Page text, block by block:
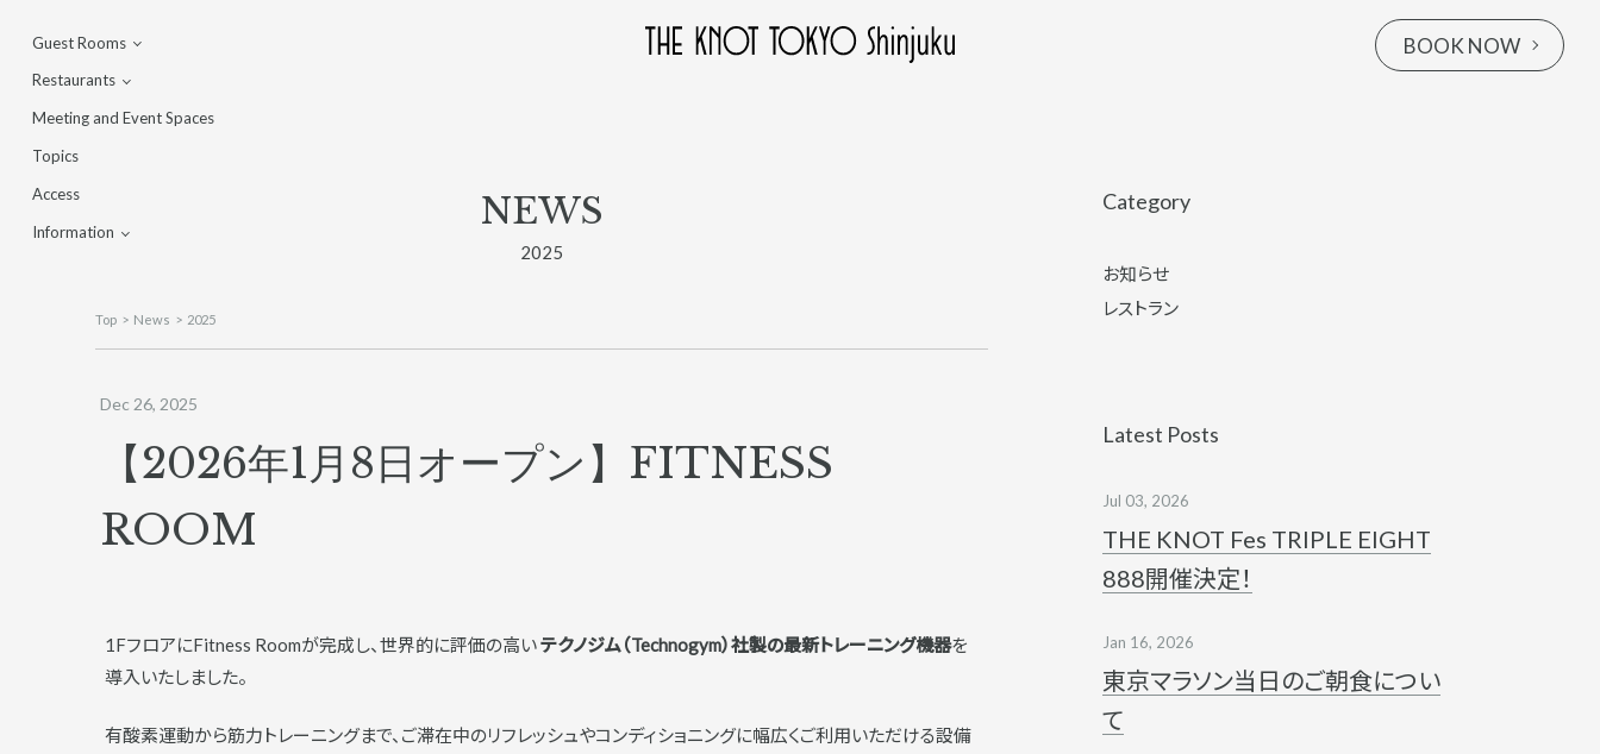
Guest Rooms
Guest Rooms
TERRACE SUITE
Restaurants
MORETHAN BAKERY
MORETHAN GRILL
MORETHAN TAPAS LOUNGE
Meeting and Event Spaces
Topics
Access
Information
Our Gallery
BOOK NOW
NEWS
2025
Top News 2025
【2026年1月8日オープン】FITNESS
ROOM
Dec 26, 2025
1FフロアにFitness Roomが完成し、世界的に評価の高いテクノジム（Technogym）社製の最新トレーニング機器を
導入いたしました。
有酸素運動から筋力トレーニングまで、ご滞在中のリフレッシュやコンディショニングに幅広くご利用いただける設備
Category
お知らせ
レストラン
Latest Posts
THE KNOT Fes TRIPLE EIGHT
888開催決定！
Jul 03, 2026
東京マラソン当日のご朝食につい
て
Jan 16, 2026